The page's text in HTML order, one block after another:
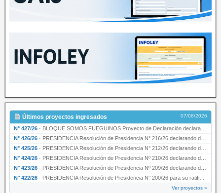
Últimos proyectos ingresados 07/08/2026
N° 427/26 · BLOQUE SOMOS FUEGUINOS Proyecto de Declaración declarando de interés provincial PRESIDENCI…
N° 426/26 · PRESIDENCIA Resolución de Presidencia N° 216/26 declarando de interés provincial la labor …
N° 425/26 · PRESIDENCIA Resolución de Presidencia N° 212/26 declarando de interés provincial el “50° A…
N° 424/26 · PRESIDENCIA Resolución de Presidencia Nº 210/26 declarando de interés provincial el proyec…
N° 423/26 · PRESIDENCIA Resolución de Presidencia Nº 209/26 declarando de interés provincial la presen…
N° 422/26 · PRESIDENCIA Resolución de Presidencia N° 200/26 para su ratificación.
Ver proyectos »